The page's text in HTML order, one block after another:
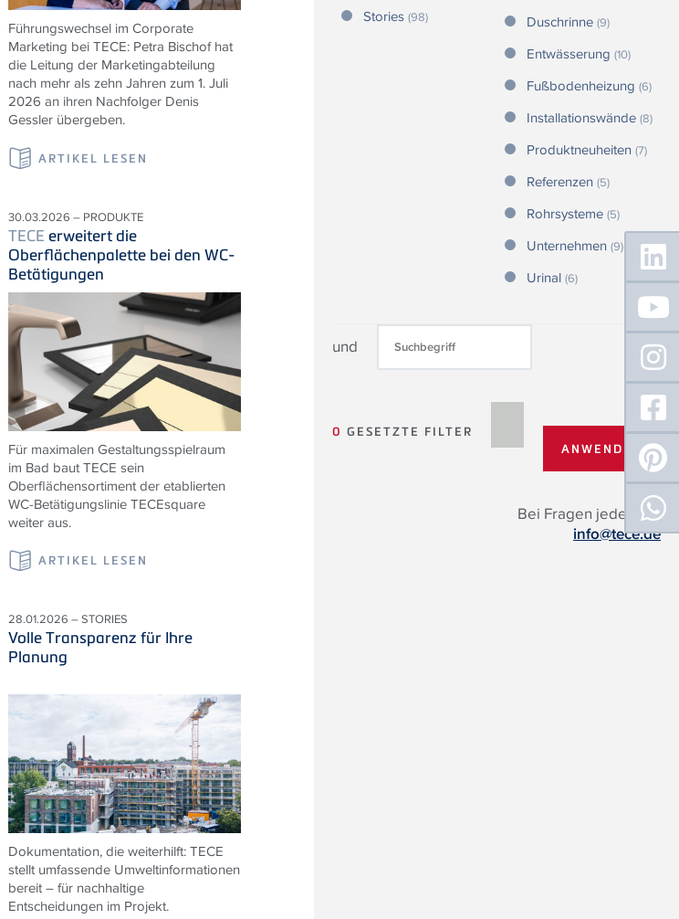
Stories (98) Duschrinne (9)
Entwässerung (10)
Fußbodenheizung (6)
Installationswände (8)
Produktneuheiten (7)
Referenzen (5)
Rohrsysteme (5)
Unternehmen (9)
Urinal (6)
und
0 GESETZTE FILTER
Bei Fragen jederzeit:
info@tece.de
Führungswechsel im Corporate
Marketing beiTECE: Petra Bischof hat
die Leitung der Marketingabteilung
nach mehr als zehn Jahren zum 1. Juli
2026 an ihren Nachfolger Denis
Gessler übergeben.
ARTIKEL LESEN
30.03.2026 – PRODUKTE
TECE erweitert die
Oberflächenpalette bei den WC-
Betätigungen
Für maximalen Gestaltungsspielraum
im Bad baut TECE sein
Oberflächensortiment der etablierten
WC-Betätigungslinie TECEsquare
weiter aus.
ARTIKEL LESEN
28.01.2026 – STORIES
Volle Transparenz für Ihre
Planung
Dokumentation, die weiterhilft:TECE
stellt umfassende Umweltinformationen
bereit – für nachhaltige
Entscheidungen im Projekt.
Floating
Sidebar